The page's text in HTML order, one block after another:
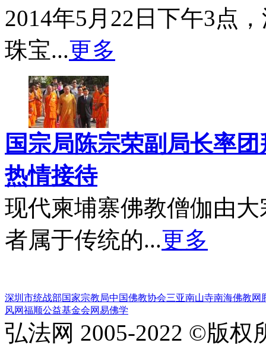
2014年5月22日下午3点
珠宝...更多
国宗局陈宗荣副局长率
热情接待
现代柬埔寨佛教僧伽由
者属于传统的...更多
深圳市统战部国家宗教局中国佛教协会三亚南山寺南海佛教网
风网福顺公益基金会网易佛学
弘法网 2005-2022 ©版权